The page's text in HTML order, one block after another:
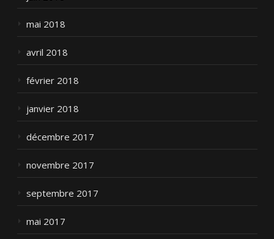
mai 2018
avril 2018
février 2018
janvier 2018
décembre 2017
novembre 2017
septembre 2017
mai 2017